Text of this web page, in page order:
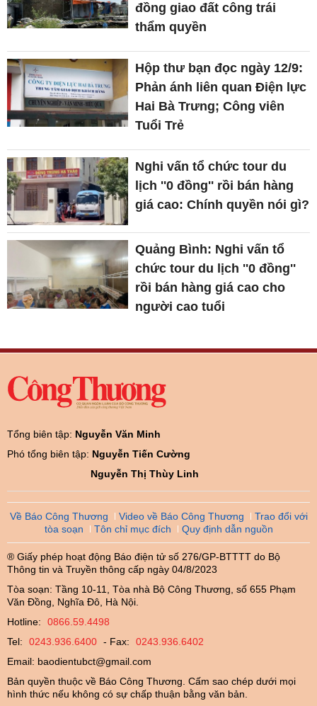
đồng giao đất công trái
thẩm quyền
Hộp thư bạn đọc ngày 12/9:
Phản ánh liên quan Điện lực
Hai Bà Trưng; Công viên
Tuổi Trẻ
Nghi vấn tổ chức tour du
lịch ''0 đồng'' rồi bán hàng
giá cao: Chính quyền nói gì?
Quảng Bình: Nghi vấn tổ
chức tour du lịch ''0 đồng''
rồi bán hàng giá cao cho
người cao tuổi
Tổng biên tập: Nguyễn Văn Minh
Phó tổng biên tập: Nguyễn Tiến Cường
Nguyễn Thị Thùy Linh
Về Báo Công Thương Video về Báo Công Thương
Trao đổi với
tòa soạn
Tôn chỉ mục đích Quy định dẫn nguồn
® Giấy phép hoạt động Báo điện tử số 276/GP-BTTTT do Bộ
Thông tin và Truyền thông cấp ngày 04/8/2023
Tòa soạn: Tầng 10-11, Tòa nhà Bộ Công Thương, số 655 Phạm
Văn Đồng, Nghĩa Đô, Hà Nội.
Hotline:
0866.59.4498
Tel:
0243.936.6400 - Fax:
0243.936.6402
Email: baodientubct@gmail.com
Bản quyền thuộc về Báo Công Thương. Cấm sao chép dưới mọi
hình thức nếu không có sự chấp thuận bằng văn bản.